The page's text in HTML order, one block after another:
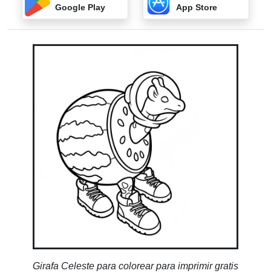
Google Play
App Store
Girafa Celeste para colorear para imprimir gratis